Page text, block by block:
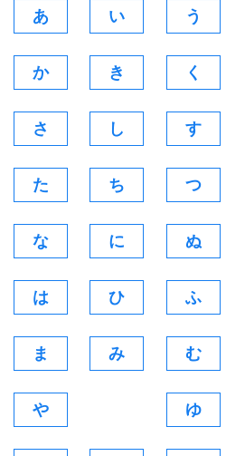
あ い う
か き く
さ し す
た ち つ
な に ぬ
は ひ ふ
ま み む
や ゆ